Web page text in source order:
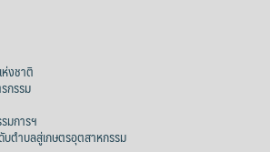
งชาติ
กรรม
มการฯ
ตำบลสู่เกษตรอุตสาหกรรม